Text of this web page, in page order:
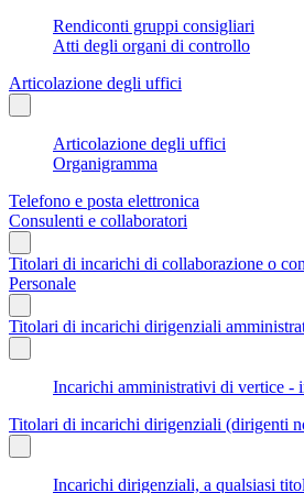
Rendiconti gruppi consigliari
Atti degli organi di controllo
Articolazione degli uffici
Articolazione degli uffici
Organigramma
Telefono e posta elettronica
Consulenti e collaboratori
Titolari di incarichi di collaborazione o
Personale
Titolari di incarichi dirigenziali
Incarichi amministrativi di vertice -
Titolari di incarichi dirigenziali (dirigenti
Incarichi dirigenziali, a qualsiasi